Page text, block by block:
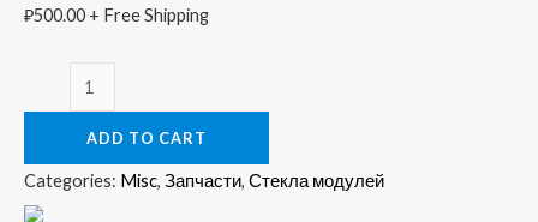
₽500.00 + Free Shipping
модуля
samsung
quantity
ADD TO CART
Categories: Misc, Запчасти, Стекла модулей